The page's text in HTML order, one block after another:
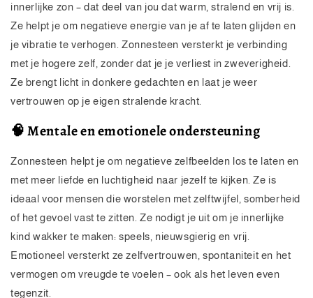
innerlijke zon – dat deel van jou dat warm, stralend en vrij is.
Ze helpt je om negatieve energie van je af te laten glijden en
je vibratie te verhogen. Zonnesteen versterkt je verbinding
met je hogere zelf, zonder dat je je verliest in zweverigheid.
Ze brengt licht in donkere gedachten en laat je weer
vertrouwen op je eigen stralende kracht.
🧠 Mentale en emotionele ondersteuning
Zonnesteen helpt je om negatieve zelfbeelden los te laten en
met meer liefde en luchtigheid naar jezelf te kijken. Ze is
ideaal voor mensen die worstelen met zelftwijfel, somberheid
of het gevoel vast te zitten. Ze nodigt je uit om je innerlijke
kind wakker te maken: speels, nieuwsgierig en vrij.
Emotioneel versterkt ze zelfvertrouwen, spontaniteit en het
vermogen om vreugde te voelen – ook als het leven even
tegenzit.